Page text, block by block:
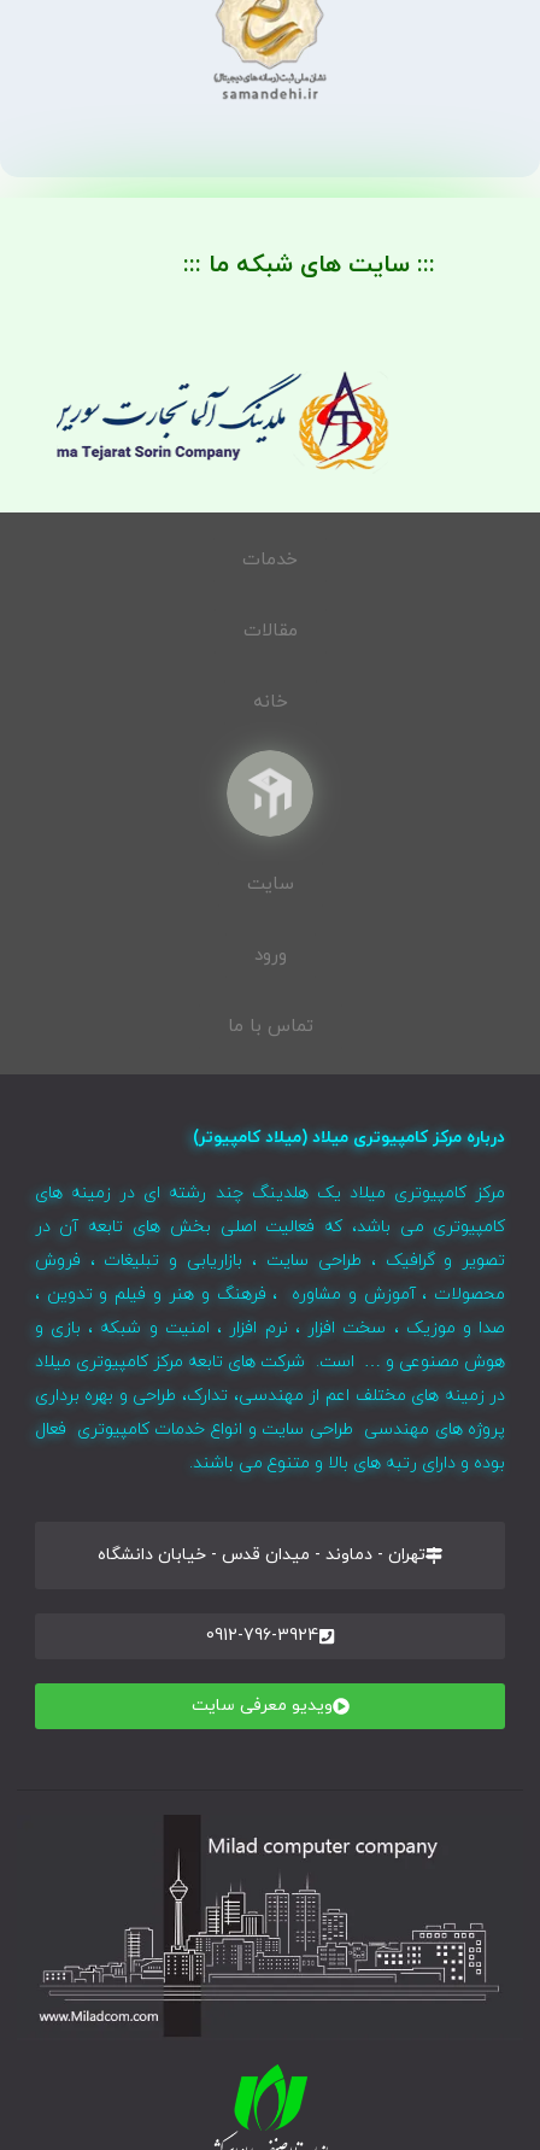
::: سایت های شبکه ما :::
خدمات
مقالات
خانه
سایت
ورود
تماس با ما
درباره مرکز کامپیوتری میلاد (میلاد کامپیوتر)
مرکز کامپیوتری میلاد یک هلدینگ چند رشته ای در زمینه های
کامپیوتری می باشد، که فعالیت اصلی بخش های تابعه آن در
تصویر و گرافیک ، طراحی سایت ، بازاریابی و تبلیغات ، فروش
محصولات ، آموزش و مشاوره ، فرهنگ و هنر و فیلم و تدوین ،
صدا و موزیک ، سخت افزار ، نرم افزار ، امنیت و شبکه ، بازی و
هوش مصنوعی و … است. شرکت های تابعه مرکز کامپیوتری میلاد
در زمینه های مختلف اعم از مهندسی، تدارک، طراحی و بهره برداری
پروژه های مهندسی طراحی سایت و انواع خدمات کامپیوتری فعال
بوده و دارای رتبه های بالا و متنوع می باشند.
تهران - دماوند - میدان قدس - خیابان دانشگاه
0912-796-3924
ویدیو معرفی سایت